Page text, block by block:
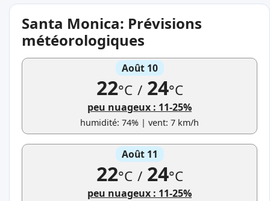
Santa Monica: Prévisions
météorologiques
Août 10
22°C /24°C
peu nuageux : 11-25%
humidité: 74% | vent: 7 km/h
Août 11
22°C /24°C
peu nuageux : 11-25%